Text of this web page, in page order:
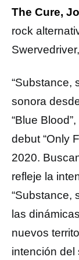
The Cure,
rock
“Substance,
sonora
“Blue
debut “Only
2020.
refleje la
“Substance,
las
nuevos
intención del